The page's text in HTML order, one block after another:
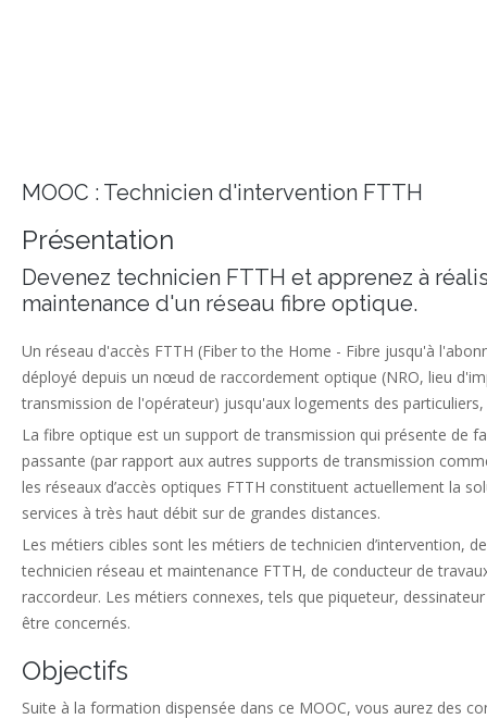
MOOC : Technicien d'intervention FTTH
Présentation
Devenez technicien FTTH et apprenez à
maintenance d'un réseau fibre optique.
Un réseau d'accès FTTH (Fiber to the Home - Fibre jusqu'à
déployé depuis un nœud de raccordement optique (NRO, lieu
transmission de l'opérateur) jusqu'aux logements des
La fibre optique est un support de transmission qui présente de
passante (par rapport aux autres supports de transmission
les réseaux d’accès optiques FTTH constituent actuellement la
services à très haut débit sur de grandes distances.
Les métiers cibles sont les métiers de technicien d’intervention,
technicien réseau et maintenance FTTH, de conducteur de
raccordeur. Les métiers connexes, tels que piqueteur,
être concernés.
Objectifs
Suite à la formation dispensée dans ce MOOC, vous aurez des